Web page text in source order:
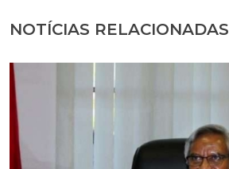
NOTÍCIAS RELACIONADAS